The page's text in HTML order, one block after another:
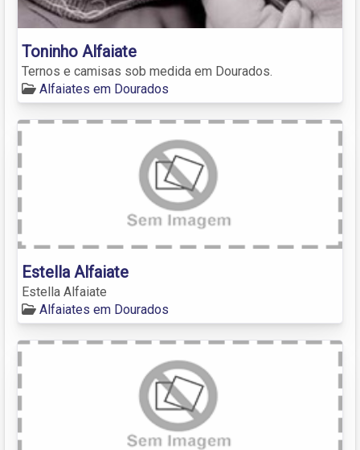
Toninho Alfaiate
Ternos e camisas sob medida em Dourados.
Alfaiates em Dourados
Estella Alfaiate
Estella Alfaiate
Alfaiates em Dourados